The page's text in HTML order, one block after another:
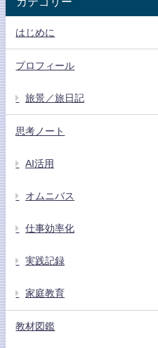
はじめに
プロフィール
旅景／旅日記
思考ノート
AI活用
オムニバス
仕事効率化
実践記録
家庭教育
教材図鑑